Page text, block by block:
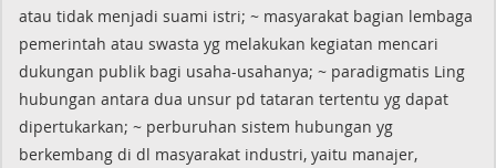
atau tidak menjadi suami istri; ~ masyarakat bagian lembaga
pemerintah atau swasta yg melakukan kegiatan mencari
dukungan publik bagi usaha-usahanya; ~ paradigmatis Ling
hubungan antara dua unsur pd tataran tertentu yg dapat
dipertukarkan; ~ perburuhan sistem hubungan yg
berkembang di dl masyarakat industri, yaitu manajer,